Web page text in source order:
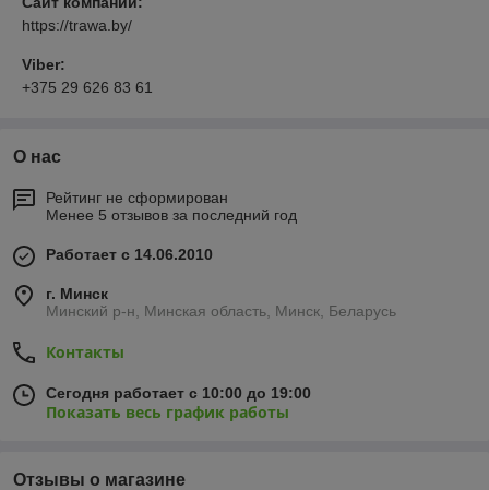
https://trawa.by/
Viber:
+375 29 626 83 61
О нас
Рейтинг не сформирован
Менее 5 отзывов за последний год
Работает с 14.06.2010
г. Минск
Минский р-н, Минская область, Минск, Беларусь
Контакты
Сегодня работает с 10:00 до 19:00
Показать весь график работы
Отзывы о магазине